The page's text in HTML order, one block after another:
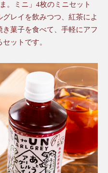
。ミニ」4枚のミニセット
レイを飲みつつ、紅茶によ
菓子を食べて、手軽にアフ
ットです。